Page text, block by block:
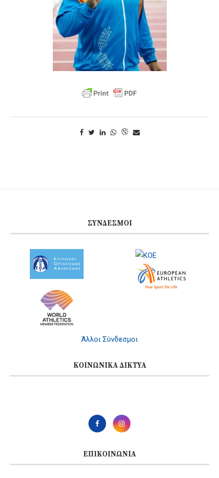
ΣΎΝΔΕΣΜΟΙ
Άλλοι Σύνδεσμοι
ΚΟΙΝΩΝΙΚΆ ΔΊΚΤΥΑ
ΕΠΙΚΟΙΝΩΝΊΑ